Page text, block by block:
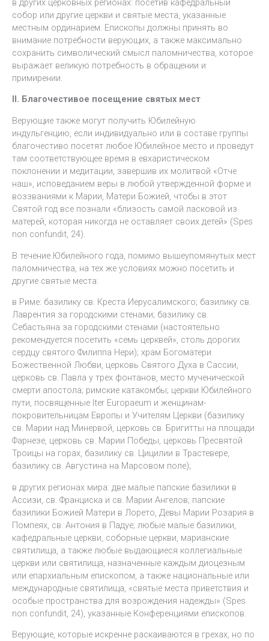
в других церковных регионах: посетив кафедральный
собор или другие церкви и святые места, указанные
местным ординарием. Епископы должны принять во
внимание потребности верующих, а также максимально
сохранить символический смысл паломничества, которое
выражает великую потребность в обращении и
примирении.
II. Благочестивое посещение святых мест
Верующие также могут получить Юбилейную
индульгенцию, если индивидуально или в составе группы
благочестиво посетят любое Юбилейное место и проведут
там соответствующее время в евхаристическом
поклонении и медитации, завершив их молитвой «Отче
наш», исповеданием веры в любой утвержденной форме и
воззваниями к Марии, Матери Божией, чтобы в этот
Святой год все познали «близость самой ласковой из
матерей, которая никогда не оставляет своих детей» (Spes
non confundit, 24).
В течение Юбилейного года, помимо вышеупомянутых мест
паломничества, на тех же условиях можно посетить и
другие святые места:
в Риме: базилику св. Креста Иерусалимского; базилику св.
Лаврентия за городскими стенами; базилику св.
Себастьяна за городскими стенами (настоятельно
рекомендуется посетить «семь церквей», столь дорогих
сердцу святого Филиппа Нери); храм Богоматери
Божественной Любви, церковь Святого Духа в Сассии,
церковь св. Павла у трех фонтанов, место мученической
смерти апостола; римские катакомбы; церкви Юбилейного
пути, посвященные Iter Europaeum и женщинам-
покровительницам Европы и Учителям Церкви (базилику
св. Марии над Минервой, церковь св. Бригитты на площади
Фарнезе, церковь св. Марии Победы, церковь Пресвятой
Троицы на горах, базилику св. Цицилии в Трастевере,
базилику св. Августина на Марсовом поле);
в других регионах мира: две малые папские базилики в
Ассизи, св. Франциска и св. Марии Ангелов; папские
базилики Божией Матери в Лорето, Девы Марии Розария в
Помпеях, св. Антония в Падуе; любые малые базилики,
кафедральные церкви, соборные церкви, марианские
святилища, а также любые выдающиеся коллегиальные
церкви или святилища, назначенные каждым диоцезным
или епархиальным епископом, а также национальные или
международные святилища, «святые места приветствия и
особые пространства для возрождения надежды» (Spes
non confundit, 24), указанные Конференциями епископов.
Верующие, которые искренне раскаиваются в грехах, но по